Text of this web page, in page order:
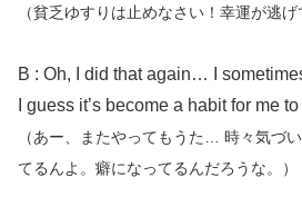
（貧乏ゆすりは止めなさい！幸運が逃げ
B : Oh, I did that again… I
I guess it’s become a habit for me
（あー、またやってもうた… 時々気づ
てるんよ。癖になってるんだろうな。）